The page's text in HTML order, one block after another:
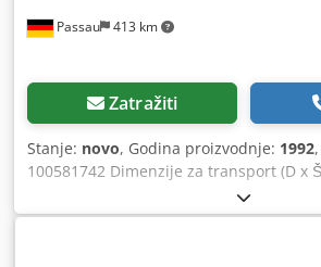
Passau 413 km
Zatražiti
Stanje: novo, Godina proizvodnje: 1992
100581742 Dimenzije za transport (D x
Toranjni kran Peiner SMK201, izboč 22
maksimalno opterećenje 2000 kg,
putem radija, spreman za upotrebu.